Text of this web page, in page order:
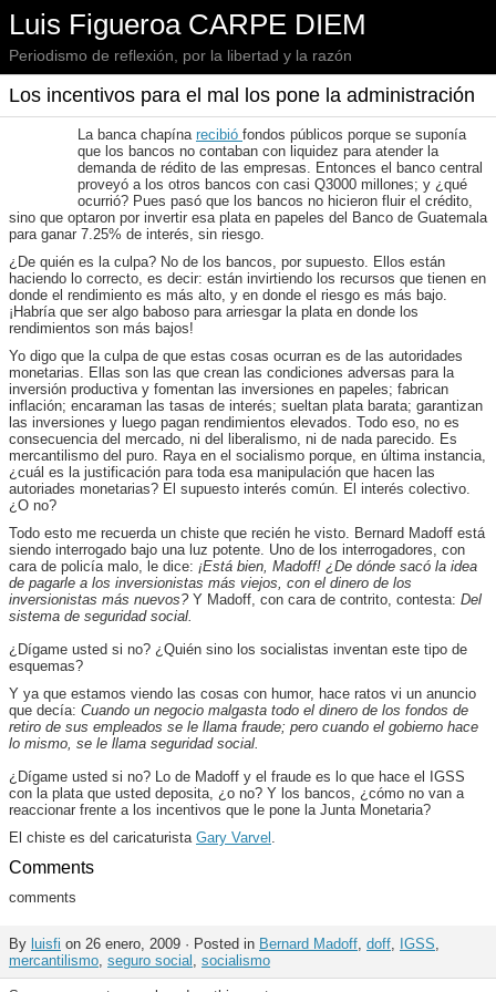
Luis Figueroa CARPE DIEM
Periodismo de reflexión, por la libertad y la razón
Los incentivos para el mal los pone la administración
La banca chapína recibió fondos públicos porque se suponía
que los bancos no contaban con liquidez para atender la
demanda de rédito de las empresas. Entonces el banco central
proveyó a los otros bancos con casi Q3000 millones; y ¿qué
ocurrió? Pues pasó que los bancos no hicieron fluir el crédito,
sino que optaron por invertir esa plata en papeles del Banco de Guatemala
para ganar 7.25% de interés, sin riesgo.
¿De quién es la culpa? No de los bancos, por supuesto. Ellos están
haciendo lo correcto, es decir: están invirtiendo los recursos que tienen en
donde el rendimiento es más alto, y en donde el riesgo es más bajo.
¡Habría que ser algo baboso para arriesgar la plata en donde los
rendimientos son más bajos!
Yo digo que la culpa de que estas cosas ocurran es de las autoridades
monetarias. Ellas son las que crean las condiciones adversas para la
inversión productiva y fomentan las inversiones en papeles; fabrican
inflación; encaraman las tasas de interés; sueltan plata barata; garantizan
las inversiones y luego pagan rendimientos elevados. Todo eso, no es
consecuencia del mercado, ni del liberalismo, ni de nada parecido. Es
mercantilismo del puro. Raya en el socialismo porque, en última instancia,
¿cuál es la justificación para toda esa manipulación que hacen las
autoriades monetarias? El supuesto interés común. El interés colectivo.
¿O no?
Todo esto me recuerda un chiste que recién he visto. Bernard Madoff está
siendo interrogado bajo una luz potente. Uno de los interrogadores, con
cara de policía malo, le dice: ¡Está bien, Madoff! ¿De dónde sacó la idea
de pagarle a los inversionistas más viejos, con el dinero de los
inversionistas más nuevos?Y Madoff, con cara de contrito, contesta: Del
sistema de seguridad social.
¿Dígame usted si no? ¿Quién sino los socialistas inventan este tipo de
esquemas?
Y ya que estamos viendo las cosas con humor, hace ratos vi un anuncio
que decía: Cuando un negocio malgasta todo el dinero de los fondos de
retiro de sus empleados se le llama fraude; pero cuando el gobierno hace
lo mismo, se le llama seguridad social.
¿Dígame usted si no? Lo de Madoff y el fraude es lo que hace el IGSS
con la plata que usted deposita, ¿o no? Y los bancos, ¿cómo no van a
reaccionar frente a los incentivos que le pone la Junta Monetaria?
El chiste es del caricaturista Gary Varvel .
Comments
comments
By luisfi on 26 enero, 2009 · Posted in Bernard Madoff, doff, IGSS,
mercantilismo, seguro social , socialismo